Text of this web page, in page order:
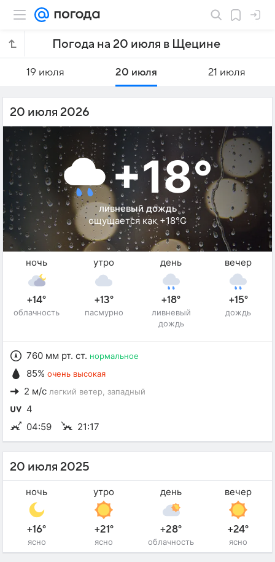
Погода на 20 июля в Щецине
19 июля 20 июля 21 июля
20 июля 2026
+18°
ливневый дождь
ощущается как +18°C
ночь
+14°
облачность
утро
+13°
пасмурно
день
+18°
ливневый
дождь
вечер
+15°
дождь
760 мм рт. ст. нормальное
85% очень высокая
2 м/с легкий ветер , западный
4
04:59
21:17
20 июля 2025
ночь
+16°
ясно
утро
+21°
ясно
день
+28°
облачность
вечер
+24°
ясно